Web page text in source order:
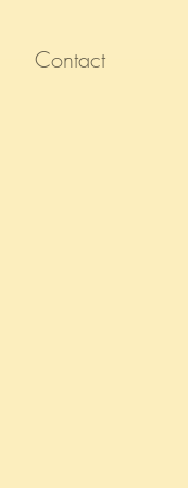
Contact